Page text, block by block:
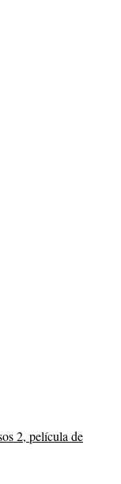
2, película de